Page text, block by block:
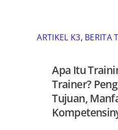
ARTIKEL K3, BERITA
Apa Itu
Trainer?
Tujuan,